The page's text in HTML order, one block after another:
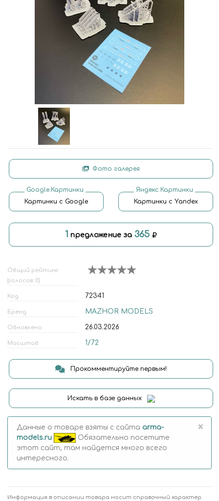
Фото галерея
Google.Картинки
Картинки с Google
Яндекс.Картинки
Картинки с Yandex
1 предложение за 365
Общий рейтинг
(голосов: 0)
Код 72341
Бренд MAZHOR MODELS
Обновлено 26.03.2026
Масштаб 1/72
Прокомментируйте первым!
Искать в базе данных
Данные о товаре взяты с сайта arma-
models.ru
Обязательно посетите
этот сайт, там найдется много всего
интересного.
×
Информация в описании товара носит справочный характер.